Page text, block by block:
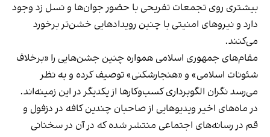
بیشتری روی تجمعات تفریحی با حضور جوان‌ها و نسل زد وجود
دارد و نیروهای امنیتی با چنین رویدادهایی خشن‌تر برخورد
می‌کنند.
مقام‌های جمهوری اسلامی همواره چنین جشن‌هایی را «برخلاف
شئونات اسلامی» و «هنجارشکنی» توصیف کرده و به نظر
می‌رسد نگران الگوبرداری کسب‌وکارها از یکدیگر در این زمینه‌اند.
در ماه‌های اخیر ویدیوهایی از صاحبان چندین کافه در دزفول و
قم در رسانه‌های اجتماعی منتشر شده که در آن در سخنانی